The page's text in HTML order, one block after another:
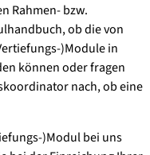
Rahmen- bzw.
ob die von
)Module in
können oder fragen
nach, ob eine
)Modul bei uns